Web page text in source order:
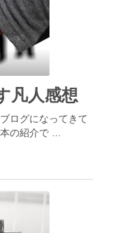
凡人感想
ログになってきて
の紹介で …